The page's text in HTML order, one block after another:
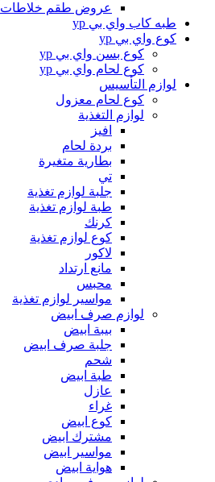
عروض طقم خلاطات
طبه كاب واي بي yp
كوع واي بي yp
كوع بسن واي بي yp
كوع لحام واي بي yp
لوازم التأسيس
كوع لحام معزول
لوازم التغذية
افيز
بردة لحام
بطارية متغيرة
تي
جلبة لوازم تغذية
طبة لوازم تغذية
كرنك
كوع لوازم تغذية
لاكور
مانع ارتداد
محبس
مواسير لوازم تغذية
لوازم صرف ابيض
بيبة ابيض
جلبة صرف ابيض
شحم
طبة ابيض
عازل
غراء
كوع ابيض
مشترك ابيض
مواسير ابيض
هواية ابيض